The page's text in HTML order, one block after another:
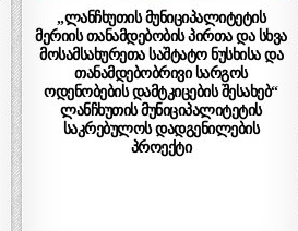
„ლანჩხუთის მუნიციპალიტეტის
მერიის თანამდებობის პირთა და სხვა
მოსამსახურეთა საშტატო ნუსხისა და
თანამდებობრივი სარგოს
ოდენობების დამტკიცების შესახებ“
ლანჩხუთის მუნიციპალიტეტის
საკრებულოს დადგენილების
პროექტი